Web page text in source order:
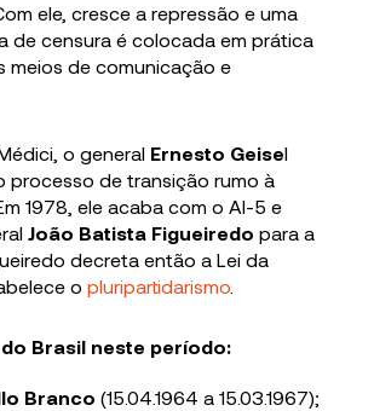
ele, cresce a repressão e uma
de censura é colocada em prática
meios de comunicação e
o general Ernesto Geisel
processo de transição rumo à
1978, ele acaba com o AI-5 e
João Batista Figueiredo para a
decreta então a Lei da
opluripartidarismo
Brasil neste período:
Branco(15.04.1964 a 15.03.1967);